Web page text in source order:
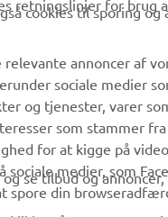
Motor Global
retningslinjer for brug
cookies til sporing og
annoncer af
sociale medier
og tjenester, varer
som stammer
for at kigge på
medier, som
spore din
se tilbud og